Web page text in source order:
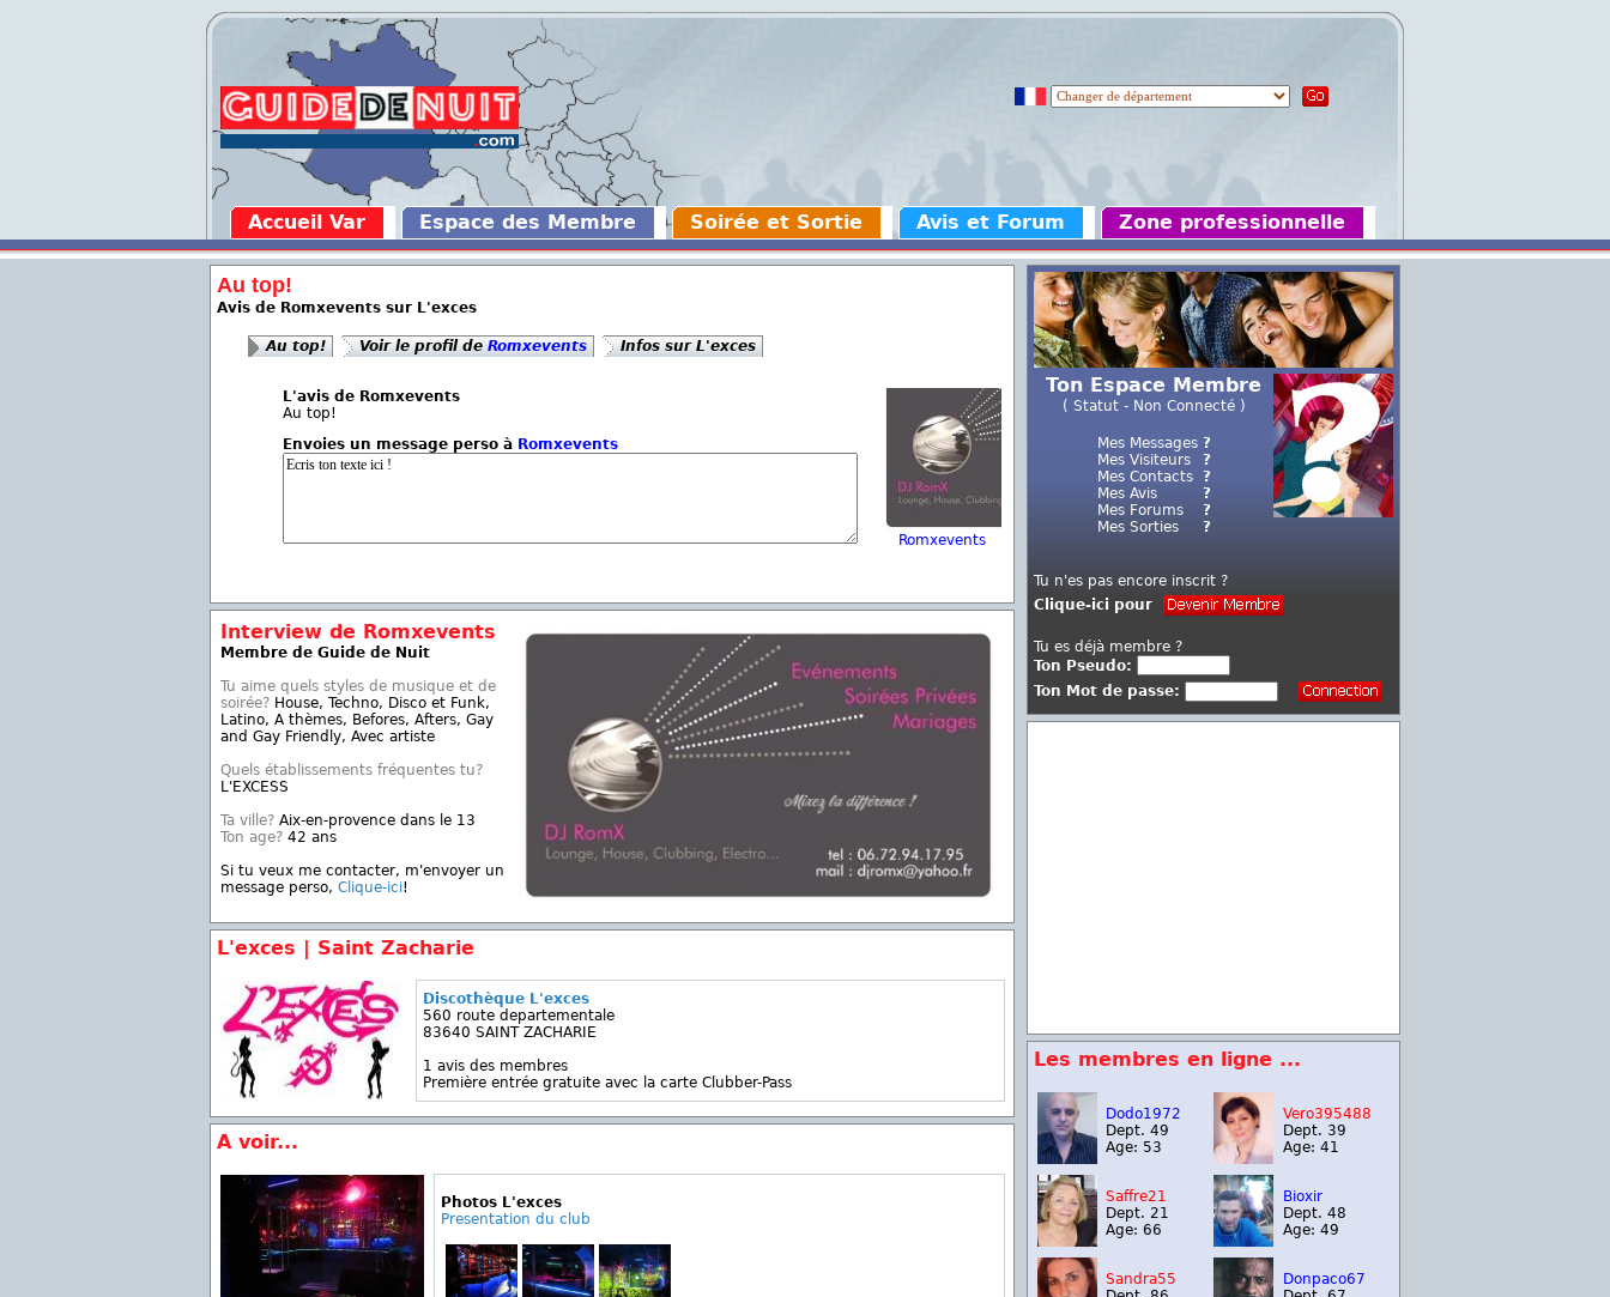
Accueil Var Espace des Membre Soirée et Sortie Avis et Forum Zone professionnelle
Au top!
Avis de Romxevents sur L'exces
Au top! Voir le profil de Romxevents Infos sur L'exces
Romxevents
L'avis de Romxevents
Au top!
Envoies un message perso à Romxevents
Interview de Romxevents
Membre de Guide de Nuit
Tu aime quels styles de musique et de
soirée? House, Techno, Disco et Funk,
Latino, A thèmes, Befores, Afters, Gay
and Gay Friendly, Avec artiste
Quels établissements fréquentes tu?
L'EXCESS
Ta ville? Aix-en-provence dans le 13
Ton age? 42 ans
Si tu veux me contacter, m'envoyer un
message perso, Clique-ici!
L'exces | Saint Zacharie
Discothèque L'exces
560 route departementale
83640 SAINT ZACHARIE
1 avis des membres
Première entrée gratuite avec la carte Clubber-Pass
A voir...
Photos L'exces
Presentation du club
Ton Espace Membre
( Statut - Non Connecté )
Mes Messages
Mes Visiteurs
Mes Contacts
Mes Avis
Mes Forums
Mes Sorties
?
?
?
?
?
?
Tu n'es pas encore inscrit ?
Clique-ici pour
Tu es déjà membre ?
Ton Pseudo:
Ton Mot de passe:
Les membres en ligne ...
Dodo1972
Dept. 49
Age: 53
Vero395488
Dept. 39
Age: 41
Saffre21
Dept. 21
Age: 66
Bioxir
Dept. 48
Age: 49
Sandra55
Donpaco67